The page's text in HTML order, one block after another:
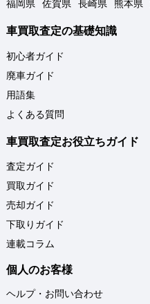
福岡県
佐賀県 長崎県 熊本県
車買取査定の基礎知識
初心者ガイド
廃車ガイド
用語集
よくある質問
車買取査定お役立ちガイド
査定ガイド
買取ガイド
売却ガイド
下取りガイド
連載コラム
個人のお客様
ヘルプ・お問い合わせ